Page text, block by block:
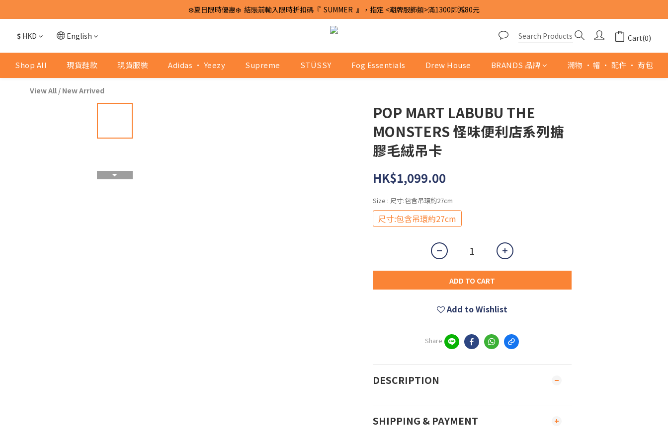
❄️夏日限時優惠❄️  結賬前輸入限時折扣碼『  SUMMER  』，指定 <潮牌服飾類>滿1300即減80元
$ HKD English Cart(0)
Shop All 現貨鞋款 現貨服裝 Adidas · Yeezy Supreme STÜSSY Fog Essentials Drew House BRANDS 品牌 潮物 ·帽 · 配件 · 背包
View All / New Arrived
POP MART LABUBU THE
MONSTERS 怪味便利店系列搪
膠毛絨吊卡
HK$1,099.00
Size : 尺寸:包含吊環約27cm
尺寸:包含吊環約27cm
ADD TO CART
Add to Wishlist
Share
DESCRIPTION
SHIPPING & PAYMENT